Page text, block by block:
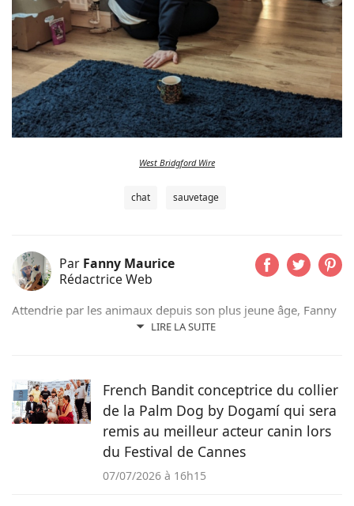
West Bridgford Wire
chat sauvetage
Par Fanny Maurice
Rédactrice Web
LIRE LA SUITE
Attendrie par les animaux depuis son plus jeune âge, Fanny
n’a jamais vécu sans eux et partage actuellement son
choisi de se former au sein du magazine Pets Dating pour
intégrer une communauté qui partage sa passion.
French Bandit conceptrice du collier
de la Palm Dog by Dogamí qui sera
remis au meilleur acteur canin lors
du Festival de Cannes
07/07/2026 à 16h15